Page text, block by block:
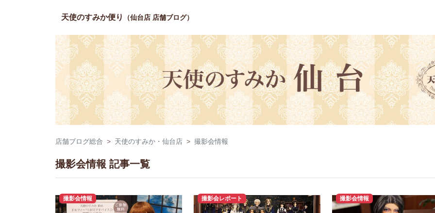
天使のすみか便り （仙台店 店舗ブログ）
店舗ブログ総合 天使のすみか・仙台店 撮影会情報
撮影会情報 記事一覧
撮影会情報 撮影会レポート 撮影会情報